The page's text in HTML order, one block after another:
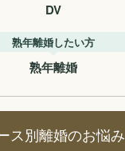
DV
熟年離婚したい方
熟年離婚
ス別離婚のお悩み